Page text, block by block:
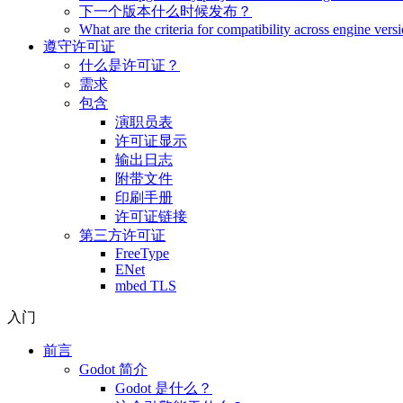
下一个版本什么时候发布？
What are the criteria for compatibility across engine
遵守许可证
什么是许可证？
需求
包含
演职员表
许可证显示
输出日志
附带文件
印刷手册
许可证链接
第三方许可证
FreeType
ENet
mbed TLS
入门
前言
Godot 简介
Godot 是什么？